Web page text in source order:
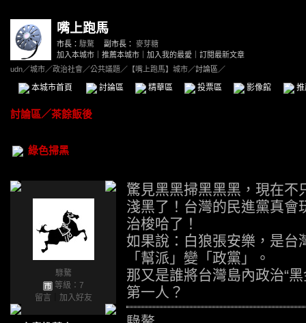
嘴上跑馬
市長： 騄驁 副市長： 麥芽糖
加入本城市
推薦本城市 加入我的最愛
訂閱最新文章
udn／城市／政治社會／公共議題 ／ 【嘴上跑馬】城市／討論區／
本城市首頁 討論區 精華區 投票區 影像館
討論區／茶餘飯後
綠色掃黑
騄驁
等級：7
留言
加入好友
驚見黑黑掃黑黑黑，現在不
淺黑了！台灣的民進黨真
治梭哈了！
如果說：白狼張安樂，是台
「幫派」變「政黨」。
那又是誰將台灣島內政治“
第一人？